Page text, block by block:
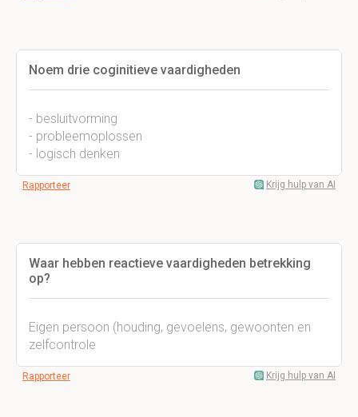
Noem drie coginitieve vaardigheden
- besluitvorming
- probleemoplossen
- logisch denken
Rapporteer Krijg hulp van AI
Waar hebben reactieve vaardigheden betrekking
op?
Eigen persoon (houding, gevoelens, gewoonten en
zelfcontrole
Rapporteer Krijg hulp van AI